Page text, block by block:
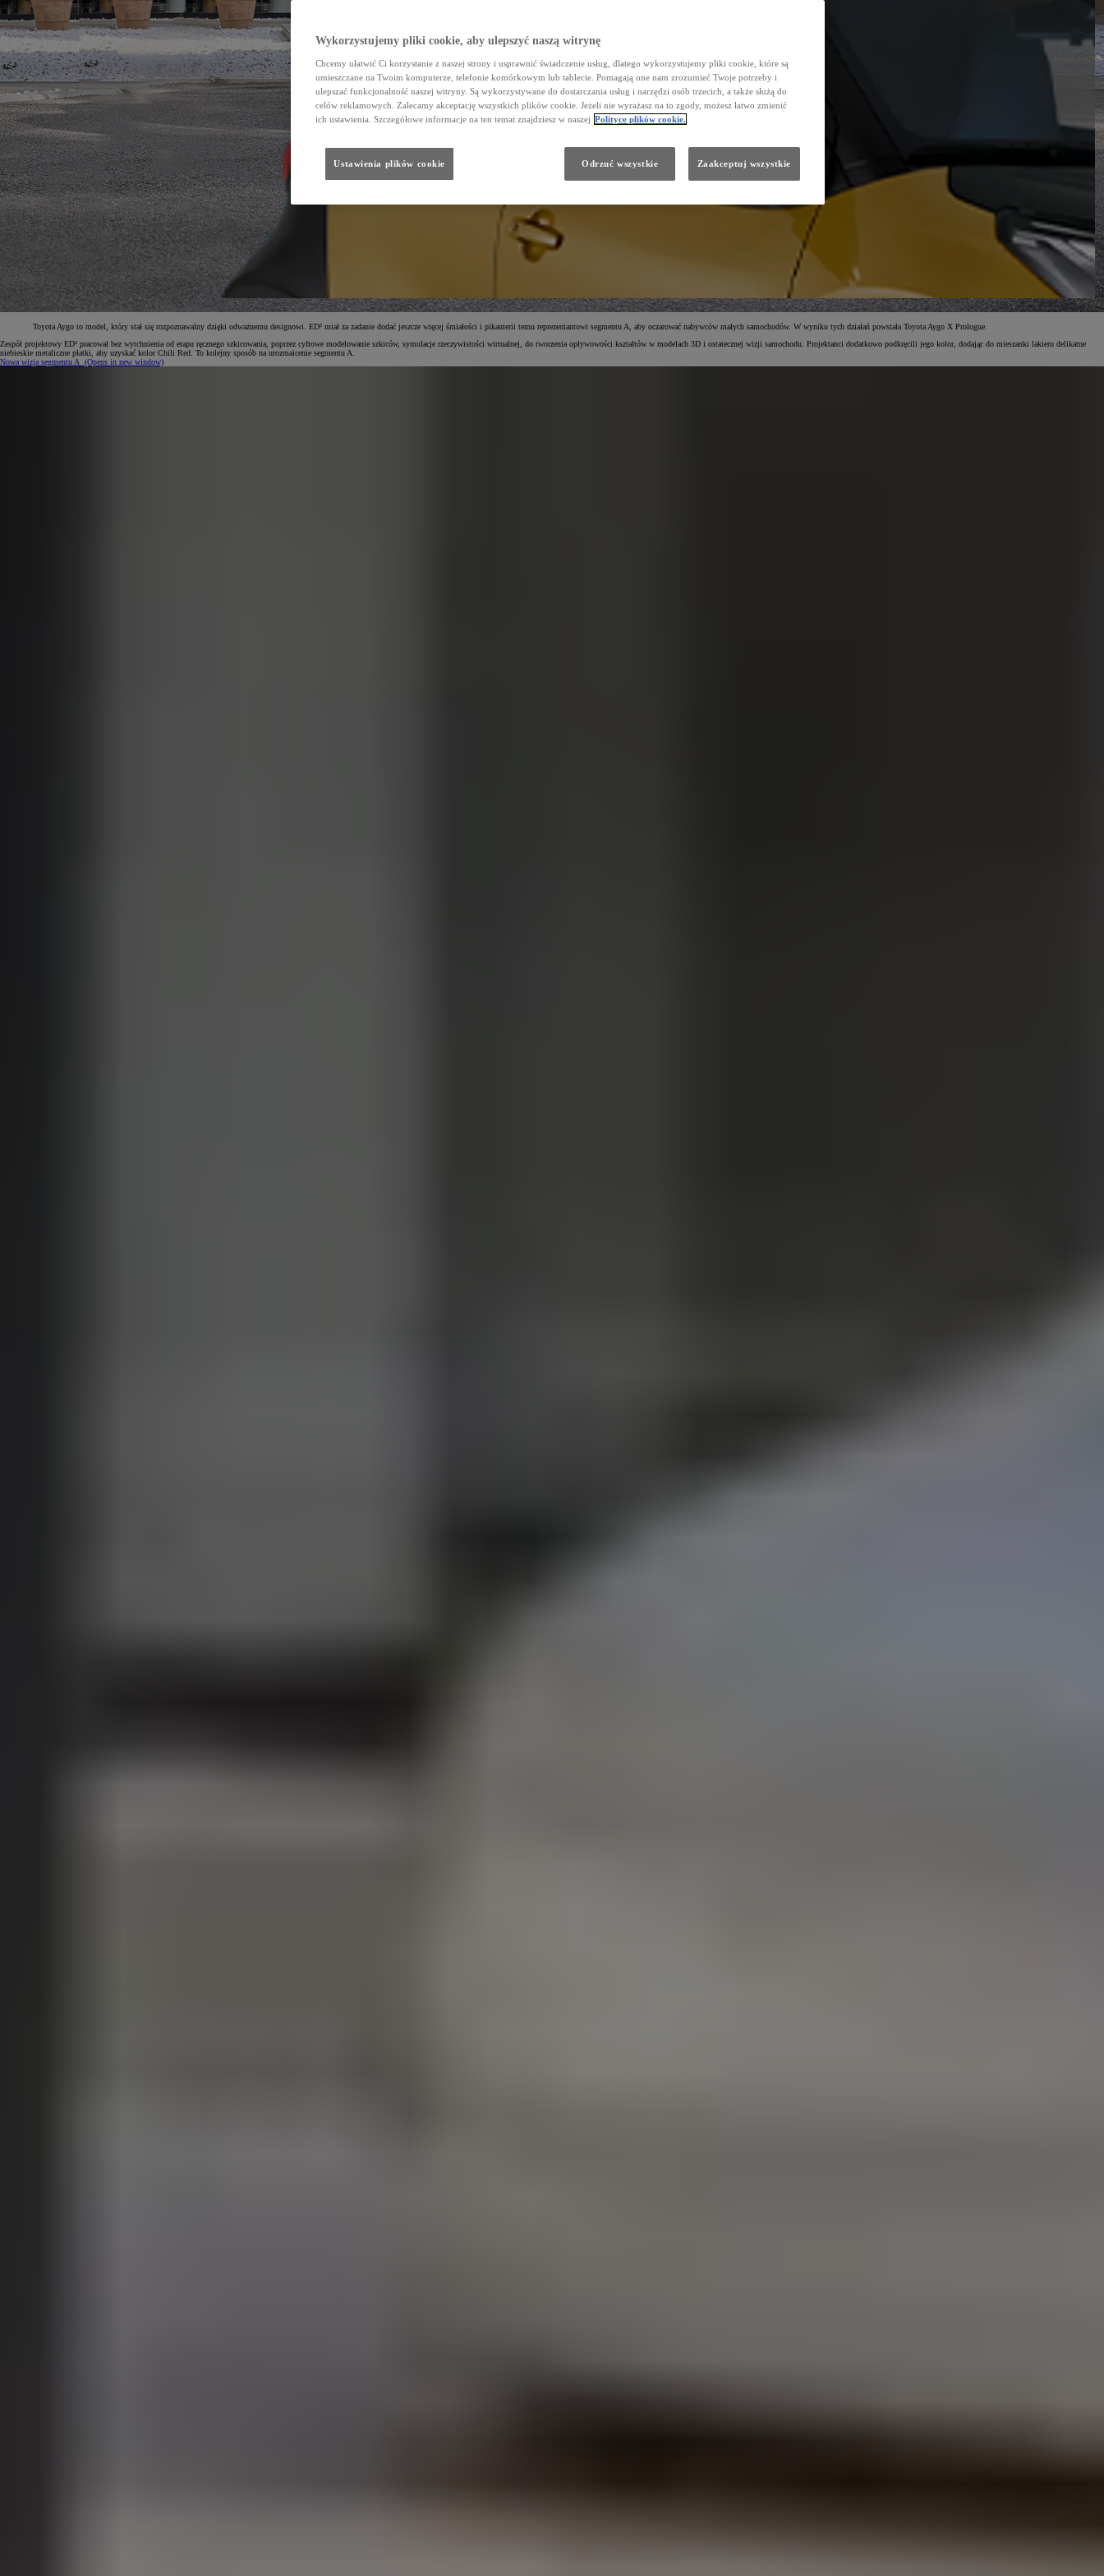
Toyota Aygo to model, który stał się rozpoznawalny dzięki odważnemu designowi. ED² miał za zadanie dodać jeszcze więcej śmiałości i pikanterii temu reprezentantowi segmentu A, aby oczarować nabywców małych samochodów. W wyniku tych działań powstała Toyota Aygo X Prologue.
Zespół projektowy ED² pracował bez wytchnienia od etapu ręcznego szkicowania, poprzez cyfrowe modelowanie szkiców, symulacje rzeczywistości wirtualnej, do tworzenia opływowości kształtów w modelach 3D i ostatecznej wizji samochodu. Projektanci dodatkowo podkręcili jego kolor, dodając do mieszanki lakieru delikatne
niebieskie metaliczne płatki, aby uzyskać kolor Chili Red. To kolejny sposób na urozmaicenie segmentu A.
Nowa wizja segmentu A
(Opens in new window)
Wykorzystujemy pliki cookie, aby ulepszyć naszą witrynę
Chcemy ułatwić Ci korzystanie z naszej strony i usprawnić świadczenie usług, dlatego wykorzystujemy pliki cookie, które są
umieszczane na Twoim komputerze, telefonie komórkowym lub tablecie. Pomagają one nam zrozumieć Twoje potrzeby i
ulepszać funkcjonalność naszej witryny. Są wykorzystywane do dostarczania usług i narzędzi osób trzecich, a także służą do
celów reklamowych. Zalecamy akceptację wszystkich plików cookie. Jeżeli nie wyrażasz na to zgody, możesz łatwo zmienić
ich ustawienia. Szczegółowe informacje na ten temat znajdziesz w naszej Polityce plików cookie.
Odrzuć wszystkie Zaakceptuj wszystkie
Ustawienia plików cookie